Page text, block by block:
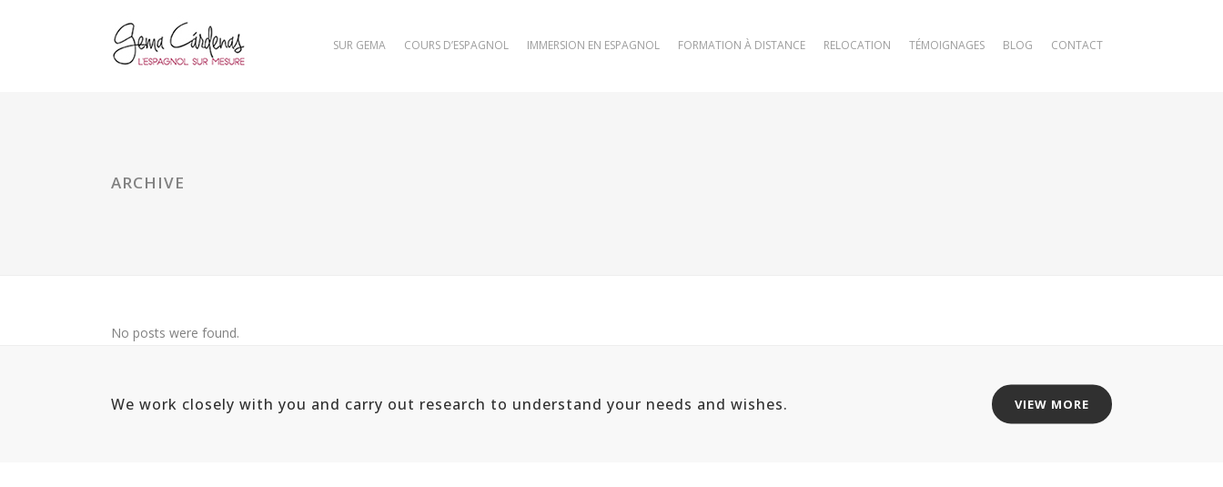
SUR GEMA COURS D’ESPAGNOL IMMERSION EN ESPAGNOL FORMATION À DISTANCE RELOCATION TÉMOIGNAGES BLOG CONTACT
ARCHIVE
No posts were found.
We work closely with you and carry out research to understand your needs and wishes. VIEW MORE